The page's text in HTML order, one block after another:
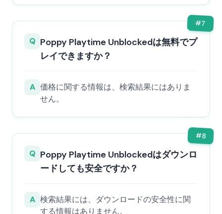
#7
Q Poppy Playtime Unblockedは無料でプ
レイできますか？
A 価格に関する情報は、検索結果にはありま
せん。
#8
Q Poppy Playtime Unblockedはダウンロ
ードしても安全ですか？
A 検索結果には、ダウンロードの安全性に関
する情報はありません。